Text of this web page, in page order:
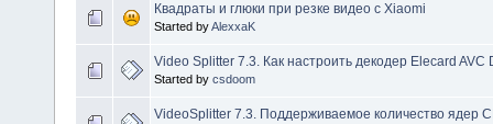
Квадраты и глюки при резке видео с Xiaomi
Started byAlexxaK
Video Splitter 7.3. Как настроить декодер Elecard AVC
Started by csdoom
VideoSplitter 7.3. Поддерживаемое количество ядер